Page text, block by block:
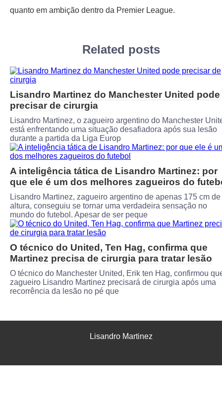
quanto em ambição dentro da Premier League.
Related posts
Lisandro Martinez do Manchester United pode
precisar de cirurgia
Lisandro Martinez, o zagueiro argentino do Manchester
está enfrentando uma situação desafiadora após sua lesão
durante a partida da Liga Europ
A inteligência tática de Lisandro Martinez: por
que ele é um dos melhores zagueiros do
Lisandro Martinez, zagueiro argentino de apenas 175 cm de
altura, conseguiu se tornar uma verdadeira sensação no
mundo do futebol. Apesar de ser peque
O técnico do United, Ten Hag, confirma que
Martinez precisa de cirurgia para tratar lesão
O técnico do Manchester United, Erik ten Hag, confirmou
zagueiro Lisandro Martinez precisará de cirurgia após uma
recorrência da lesão no pé que
Lisandro Martinez